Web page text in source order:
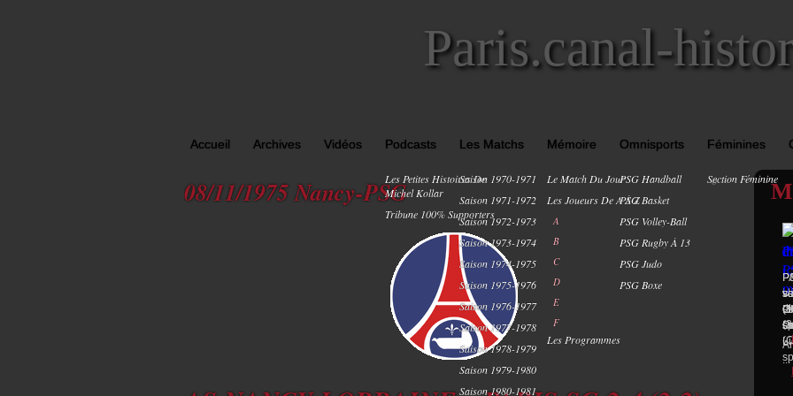
Paris.canal-
Accueil Archives Vidéos Podcasts
Les Petites Histoires De
Michel Kollar
Tribune 100% Supporters
Les Matchs
Saison 1970-1971
Saison 1971-1972
Saison 1972-1973
Saison 1973-1974
Saison 1974-1975
Saison 1975-1976
Saison 1976-1977
Saison 1977-1978
Saison 1978-1979
Saison 1979-1980
Saison 1980-1981
Mémoire
Le Match Du Jour
Les Joueurs De A À Z
A
B
C
D
E
F
Les Programmes
Omnisports
PSG Handball
PSG Basket
PSG Volley-Ball
PSG Rugby À 13
PSG Judo
PSG Boxe
Féminines
Section Féminine
0
08/11/1975 Nancy-PSG
...